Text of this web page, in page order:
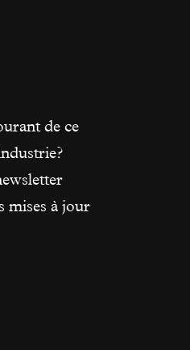
de ce
mises à jour